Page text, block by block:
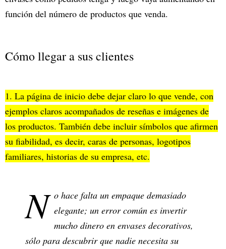
función del número de productos que venda.
Cómo llegar a sus clientes
1. La página de inicio debe dejar claro lo que vende, con
ejemplos claros acompañados de reseñas e imágenes de
los productos. También debe incluir símbolos que afirmen
su fiabilidad, es decir, caras de personas, logotipos
familiares, historias de su empresa, etc.
N o hace falta un empaque demasiado
elegante; un error común es invertir
mucho dinero en envases decorativos,
sólo para descubrir que nadie necesita su